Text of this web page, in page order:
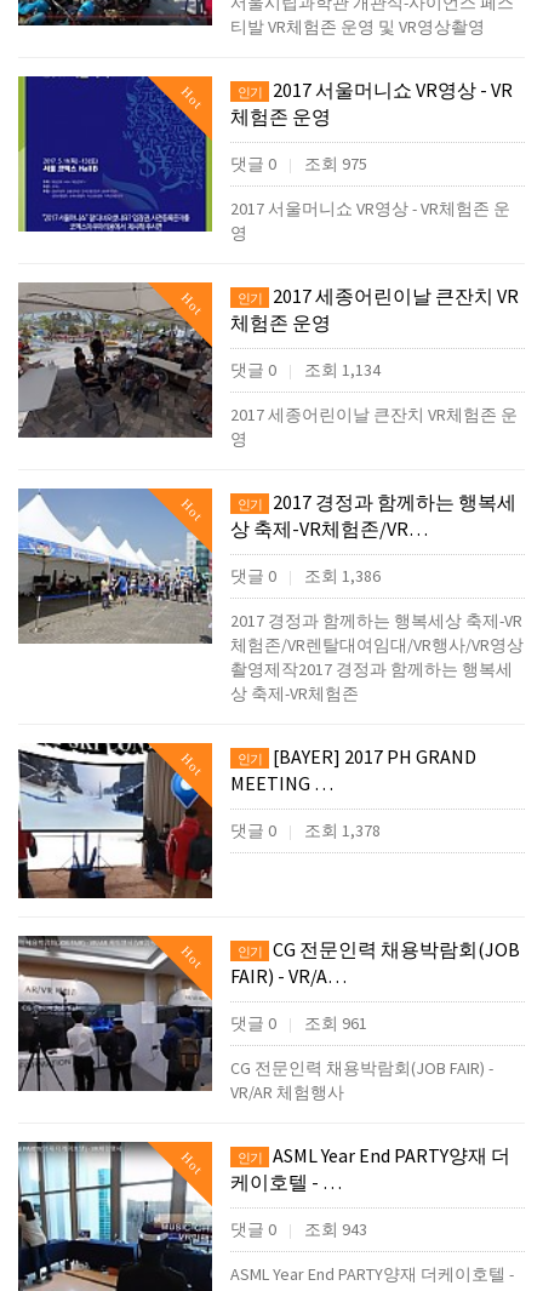
티발 VR체험존 운영 및 VR영상촬영
Hot 인기
2017 서울머니쇼 VR영상 - VR
체험존 운영
댓글 0 조회 975
2017 서울머니쇼 VR영상 - VR체험존 운
영
Hot 인기
2017 세종어린이날 큰잔치 VR
체험존 운영
댓글 0 조회 1,134
2017 세종어린이날 큰잔치 VR체험존 운
영
Hot 인기
2017 경정과 함께하는 행복세
상 축제-VR체험존/VR…
댓글 0 조회 1,386
2017 경정과 함께하는 행복세상 축제-VR
체험존/VR렌탈대여임대/VR행사/VR영상
촬영제작2017 경정과 함께하는 행복세
상 축제-VR체험존
Hot 인기
[BAYER] 2017 PH GRAND
MEETING …
댓글 0 조회 1,378
Hot 인기
CG 전문인력 채용박람회(JOB
FAIR) - VR/A…
댓글 0 조회 961
CG 전문인력 채용박람회(JOB FAIR) -
VR/AR 체험행사
Hot 인기
ASML Year End PARTY양재 더
케이호텔 - …
댓글 0 조회 943
ASML Year End PARTY양재 더케이호텔 -